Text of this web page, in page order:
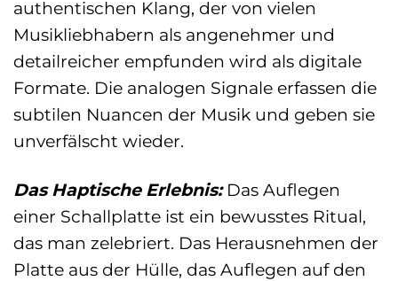
authentischen Klang, der von vielen
Musikliebhabern als angenehmer und
detailreicher empfunden wird als digitale
Formate. Die analogen Signale erfassen die
subtilen Nuancen der Musik und geben sie
unverfälscht wieder.
Das Haptische Erlebnis:Das Auflegen
einer Schallplatte ist ein bewusstes Ritual,
das man zelebriert. Das Herausnehmen der
Platte aus der Hülle, das Auflegen auf den